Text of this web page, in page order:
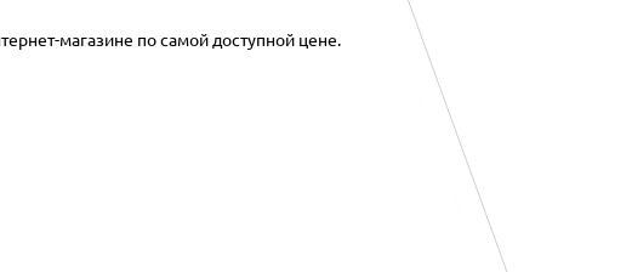
магазине по самой доступной цене.